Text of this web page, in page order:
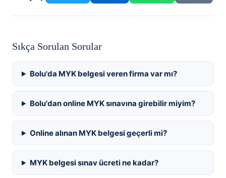
Sıkça Sorulan Sorular
Bolu'da MYK belgesi veren firma var mı?
Bolu'dan online MYK sınavına girebilir miyim?
Online alınan MYK belgesi geçerli mi?
MYK belgesi sınav ücreti ne kadar?